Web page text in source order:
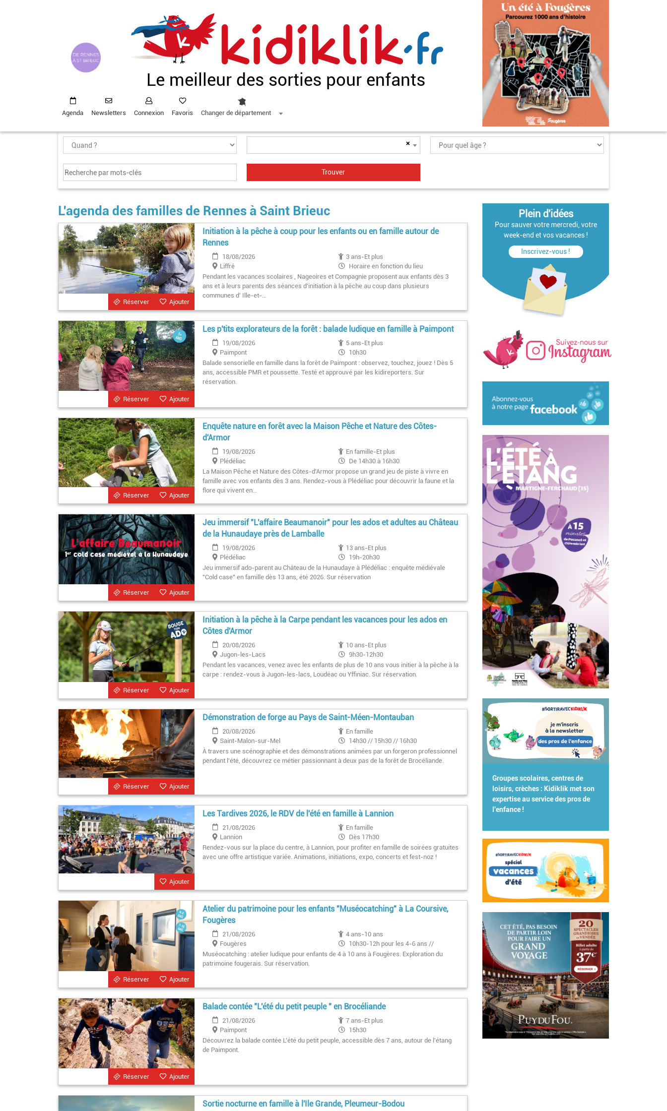
Le meilleur des sorties pour enfants
Agenda Newsletters Connexion Favoris Changer de département
×
L'agenda des familles de Rennes à Saint Brieuc
Ajouter
Réserver
Initiation à la pêche à coup pour les enfants ou en famille autour de
Rennes
18/08/2026
3 ans-Et plus
Liffré
Horaire en fonction du lieu
Pendant les vacances scolaires , Nageoires et Compagnie proposent aux enfants dès 3
ans et à leurs parents des séances d'initiation à la pêche au coup dans plusieurs
communes d' Ille-et-…
Ajouter
Réserver
Les p'tits explorateurs de la forêt : balade ludique en famille à Paimpont
19/08/2026
5 ans-Et plus
Paimpont
10h30
Balade sensorielle en famille dans la forêt de Paimpont : observez, touchez, jouez ! Dès 5
ans, accessible PMR et poussette. Testé et approuvé par les kidireporters. Sur
réservation.
Ajouter
Réserver
Enquête nature en forêt avec la Maison Pêche et Nature des Côtes-
d'Armor
19/08/2026
En famille-Et plus
Plédéliac
De 14h30 à 16h30
La Maison Pêche et Nature des Côtes-d'Armor propose un grand jeu de piste à vivre en
famille avec vos enfants dès 3 ans. Rendez-vous à Plédéliac pour découvrir la faune et la
flore qui vivent en…
Ajouter
Réserver
Jeu immersif "L'affaire Beaumanoir" pour les ados et adultes au Château
de la Hunaudaye près de Lamballe
19/08/2026
13 ans-Et plus
Plédéliac
19h-20h30
Jeu immersif ado-parent au Château de la Hunaudaye à Plédéliac : enquête médiévale
"Cold case" en famille dès 13 ans, été 2026. Sur réservation
Ajouter
Réserver
Initiation à la pêche à la Carpe pendant les vacances pour les ados en
Côtes d'Armor
20/08/2026
10 ans-Et plus
Jugon-les-Lacs
9h30-12h30
Pendant les vacances, venez avec les enfants de plus de 10 ans vous initier à la pêche à la
carpe : rendez-vous à Jugon-les-lacs, Loudéac ou Yffiniac. Sur réservation.
Ajouter
Réserver
Démonstration de forge au Pays de Saint-Méen-Montauban
20/08/2026
En famille
Saint-Malon-sur-Mel
14h30 // 15h30 // 16h30
À travers une scénographie et des démonstrations animées par un forgeron professionnel
pendant l'été, découvrez ce métier passionnant à deux pas de la forêt de Brocéliande.
Ajouter
Les Tardives 2026, le RDV de l'été en famille à Lannion
21/08/2026
En famille
Lannion
Dès 17h30
Rendez-vous sur la place du centre, à Lannion, pour profiter en famille de soirées gratuites
avec une offre artistique variée. Animations, initiations, expo, concerts et fest-noz !
Ajouter
Réserver
Atelier du patrimoine pour les enfants "Muséocatching" à La Coursive,
Fougères
21/08/2026
4 ans-10 ans
Fougères
10h30-12h pour les 4-6 ans //
14h30-16h pour les 7-10 ans
Muséocatching : atelier ludique pour enfants de 4 à 10 ans à Fougères. Exploration du
patrimoine fougerais. Sur réservation.
Ajouter
Réserver
Balade contée "L'été du petit peuple " en Brocéliande
21/08/2026
7 ans-Et plus
Paimpont
15h30
Découvrez la balade contée L'été du petit peuple, accessible dès 7 ans, autour de l'étang
de Paimpont.
Sortie nocturne en famille à l'Ile Grande, Pleumeur-Bodou
Plein d'idées
Pour sauver votre mercredi, votre
week-end et vos vacances !
Inscrivez-vous !
Groupes scolaires, centres de
loisirs, crèches : Kidiklik met son
expertise au service des pros de
l'enfance !